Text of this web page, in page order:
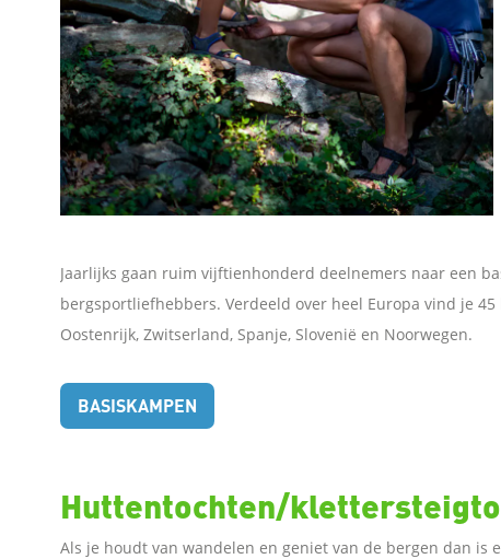
o
o
k
D
l
n
Jaarlijks gaan ruim vijftienhonderd deelnemers naar een
bergsportliefhebbers. Verdeeld over heel Europa vind je
Oostenrijk, Zwitserland, Spanje, Slovenië en Noorwegen.
BASISKAMPEN
Huttentochten/
Als je houdt van wandelen en geniet van de bergen dan